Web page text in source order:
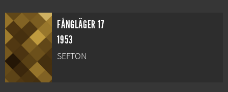
FÅNGLÄGER 17
1953
SEFTON